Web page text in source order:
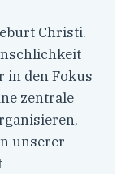
Christi.
in den Fokus
zentrale
unserer